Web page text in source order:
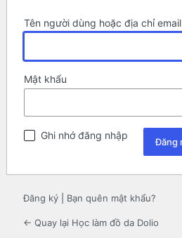
Tên người dùng hoặc địa chỉ email
Mật khẩu
Ghi nhớ đăng nhập
Đăng ký Bạn quên mật khẩu?
← Quay lại Học làm đồ da Dolio